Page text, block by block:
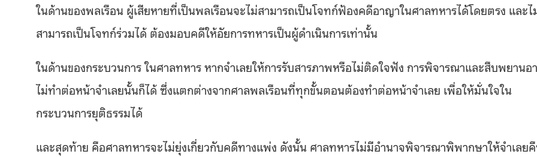
ในด้านของพลเรือน ผู้เสียหายที่เป็นพลเรือนจะไม่สามารถเป็นโจทก์ฟ้องคดีอาญาในศาลทหารได้โดยตรง และไ
สามารถเป็นโจทก์ร่วมได้ ต้องมอบคดีให้อัยการทหารเป็นผู้ดำเนินการเท่านั้น
ในด้านของกระบวนการ ในศาลทหาร หากจำเลยให้การรับสารภาพหรือไม่ติดใจฟัง การพิจารณาและสืบพยานอ
ไม่ทำต่อหน้าจำเลยนั้นก็ได้ ซึ่งแตกต่างจากศาลพลเรือนที่ทุกขั้นตอนต้องทำต่อหน้าจำเลย เพื่อให้มั่นใจใน
กระบวนการยุติธรรมได้
และสุดท้าย คือศาลทหารจะไม่ยุ่งเกี่ยวกับคดีทางแพ่ง ดังนั้น ศาลทหารไม่มีอำนาจพิจารณาพิพากษาให้จำเลย